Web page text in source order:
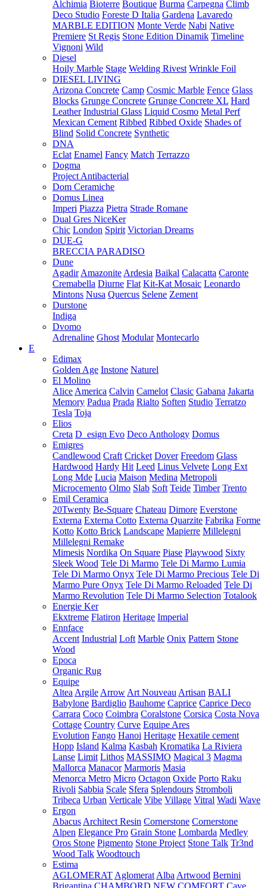
Alchimia Bioterre Boutique Burma Carpegna Climb
Deco Studio Foreste D Italia Gardena Lavaredo
MARBLE EDITION Monte Verde Nabi Native
Premiere St Regis Stone Edition Dinamik Timeline
Vignoni Wild
Diesel
Hoily Marble Stage Welding Rivest Wrinkle Foil
DIESEL LIVING
Arizona Concrete Camp Cosmic Marble Fence Glass
Blocks Grunge Concrete Grunge Concrete XL Hard
Leather Industrial Glass Liquid Cosmo Metal Perf
Mexican Cement Ribbed Ribbed Oxide Shades of
Blind Solid Concrete Synthetic
DNA
Eclat Enamel Fancy Match Terrazzo
Dogma
Project Antibacterial
Dom Ceramiche
Domus Linea
Imperi Piazza Pietra Strade Romane
Dual Gres NiceKer
Chic London Spirit Victorian Dreams
DUE-G
BRECCIA PARADISO
Dune
Agadir Amazonite Ardesia Baikal Calacatta Caronte
Cremabella Diurne Flat Kit-Kat Mosaic Leonardo
Mintons Nusa Quercus Selene Zement
Durstone
Indiga
Dvomo
Adrenaline Ghost Modular Montecarlo
E
Edimax
Golden Age Instone Naturel
El Molino
Alice America Calvin Camelot Clasic Gabana Jakarta
Memory Padua Prada Rialto Soften Studio Terratzo
Tesla Toja
Elios
Creta D_esign Evo Deco Anthology Domus
Emigres
Candlewood Craft Cricket Dover Freedom Glass
Hardwood Hardy Hit Leed Linus Velvete Long Ext
Long Mde Lucia Maison Medina Metropoli
Microcemento Olmo Slab Soft Teide Timber Trento
Emil Ceramica
20Twenty Be-Square Chateau Dimore Everstone
Externa Externa Cotto Externa Quarzite Fabrika Forme
Kotto Kotto Brick Landscape Mapierre Millelegni
Millelegni Remake
Mimesis Nordika On Square Piase Playwood Sixty
Sleek Wood Tele Di Marmo Tele Di Marmo Lumia
Tele Di Marmo Onyx Tele Di Marmo Precious Tele Di
Marmo Pure Onyx Tele Di Marmo Reloaded Tele Di
Marmo Revolution Tele Di Marmo Selection Totalook
Energie Ker
Ekxtreme Flatiron Heritage Imperial
Ennface
Accent Industrial Loft Marble Onix Pattern Stone
Wood
Epoca
Organic Rug
Equipe
Altea Argile Arrow Art Nouveau Artisan BALI
Babylone Bardiglio Bauhome Caprice Caprice Deco
Carrara Coco Coimbra Coralstone Corsica Costa Nova
Cottage Country Curve Equipe Ares
Evolution Fango Hanoi Heritage Hexatile cement
Hopp Island Kalma Kasbah Kromatika La Riviera
Lanse Limit Lithos MASSIMO Magical 3 Magma
Mallorca Manacor Marmoris Masia
Menorca Metro Micro Octagon Oxide Porto Raku
Rivoli Sabbia Scale Sfera Splendours Stromboli
Tribeca Urban Verticale Vibe Village Vitral Wadi Wave
Ergon
Abacus Architect Resin Cornerstone Cornerstone
Alpen Elegance Pro Grain Stone Lombarda Medley
Oros Stone Pigmento Stone Project Stone Talk Tr3nd
Wood Talk Woodtouch
Estima
AGLOMERAT Aglomerat Alba Artwood Bernini